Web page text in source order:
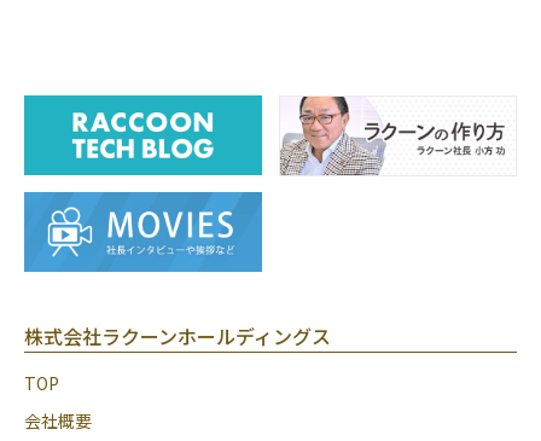
株式会社ラクーンホールディングス
TOP
会社概要